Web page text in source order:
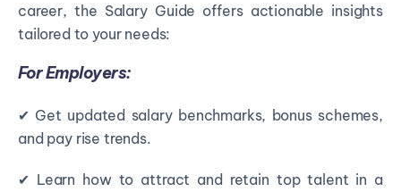
career, the Salary Guide offers actionable insights
tailored to your needs:
For Employers:
✔ Get updated salary benchmarks, bonus schemes,
and pay rise trends.
✔ Learn how to attract and retain top talent in a